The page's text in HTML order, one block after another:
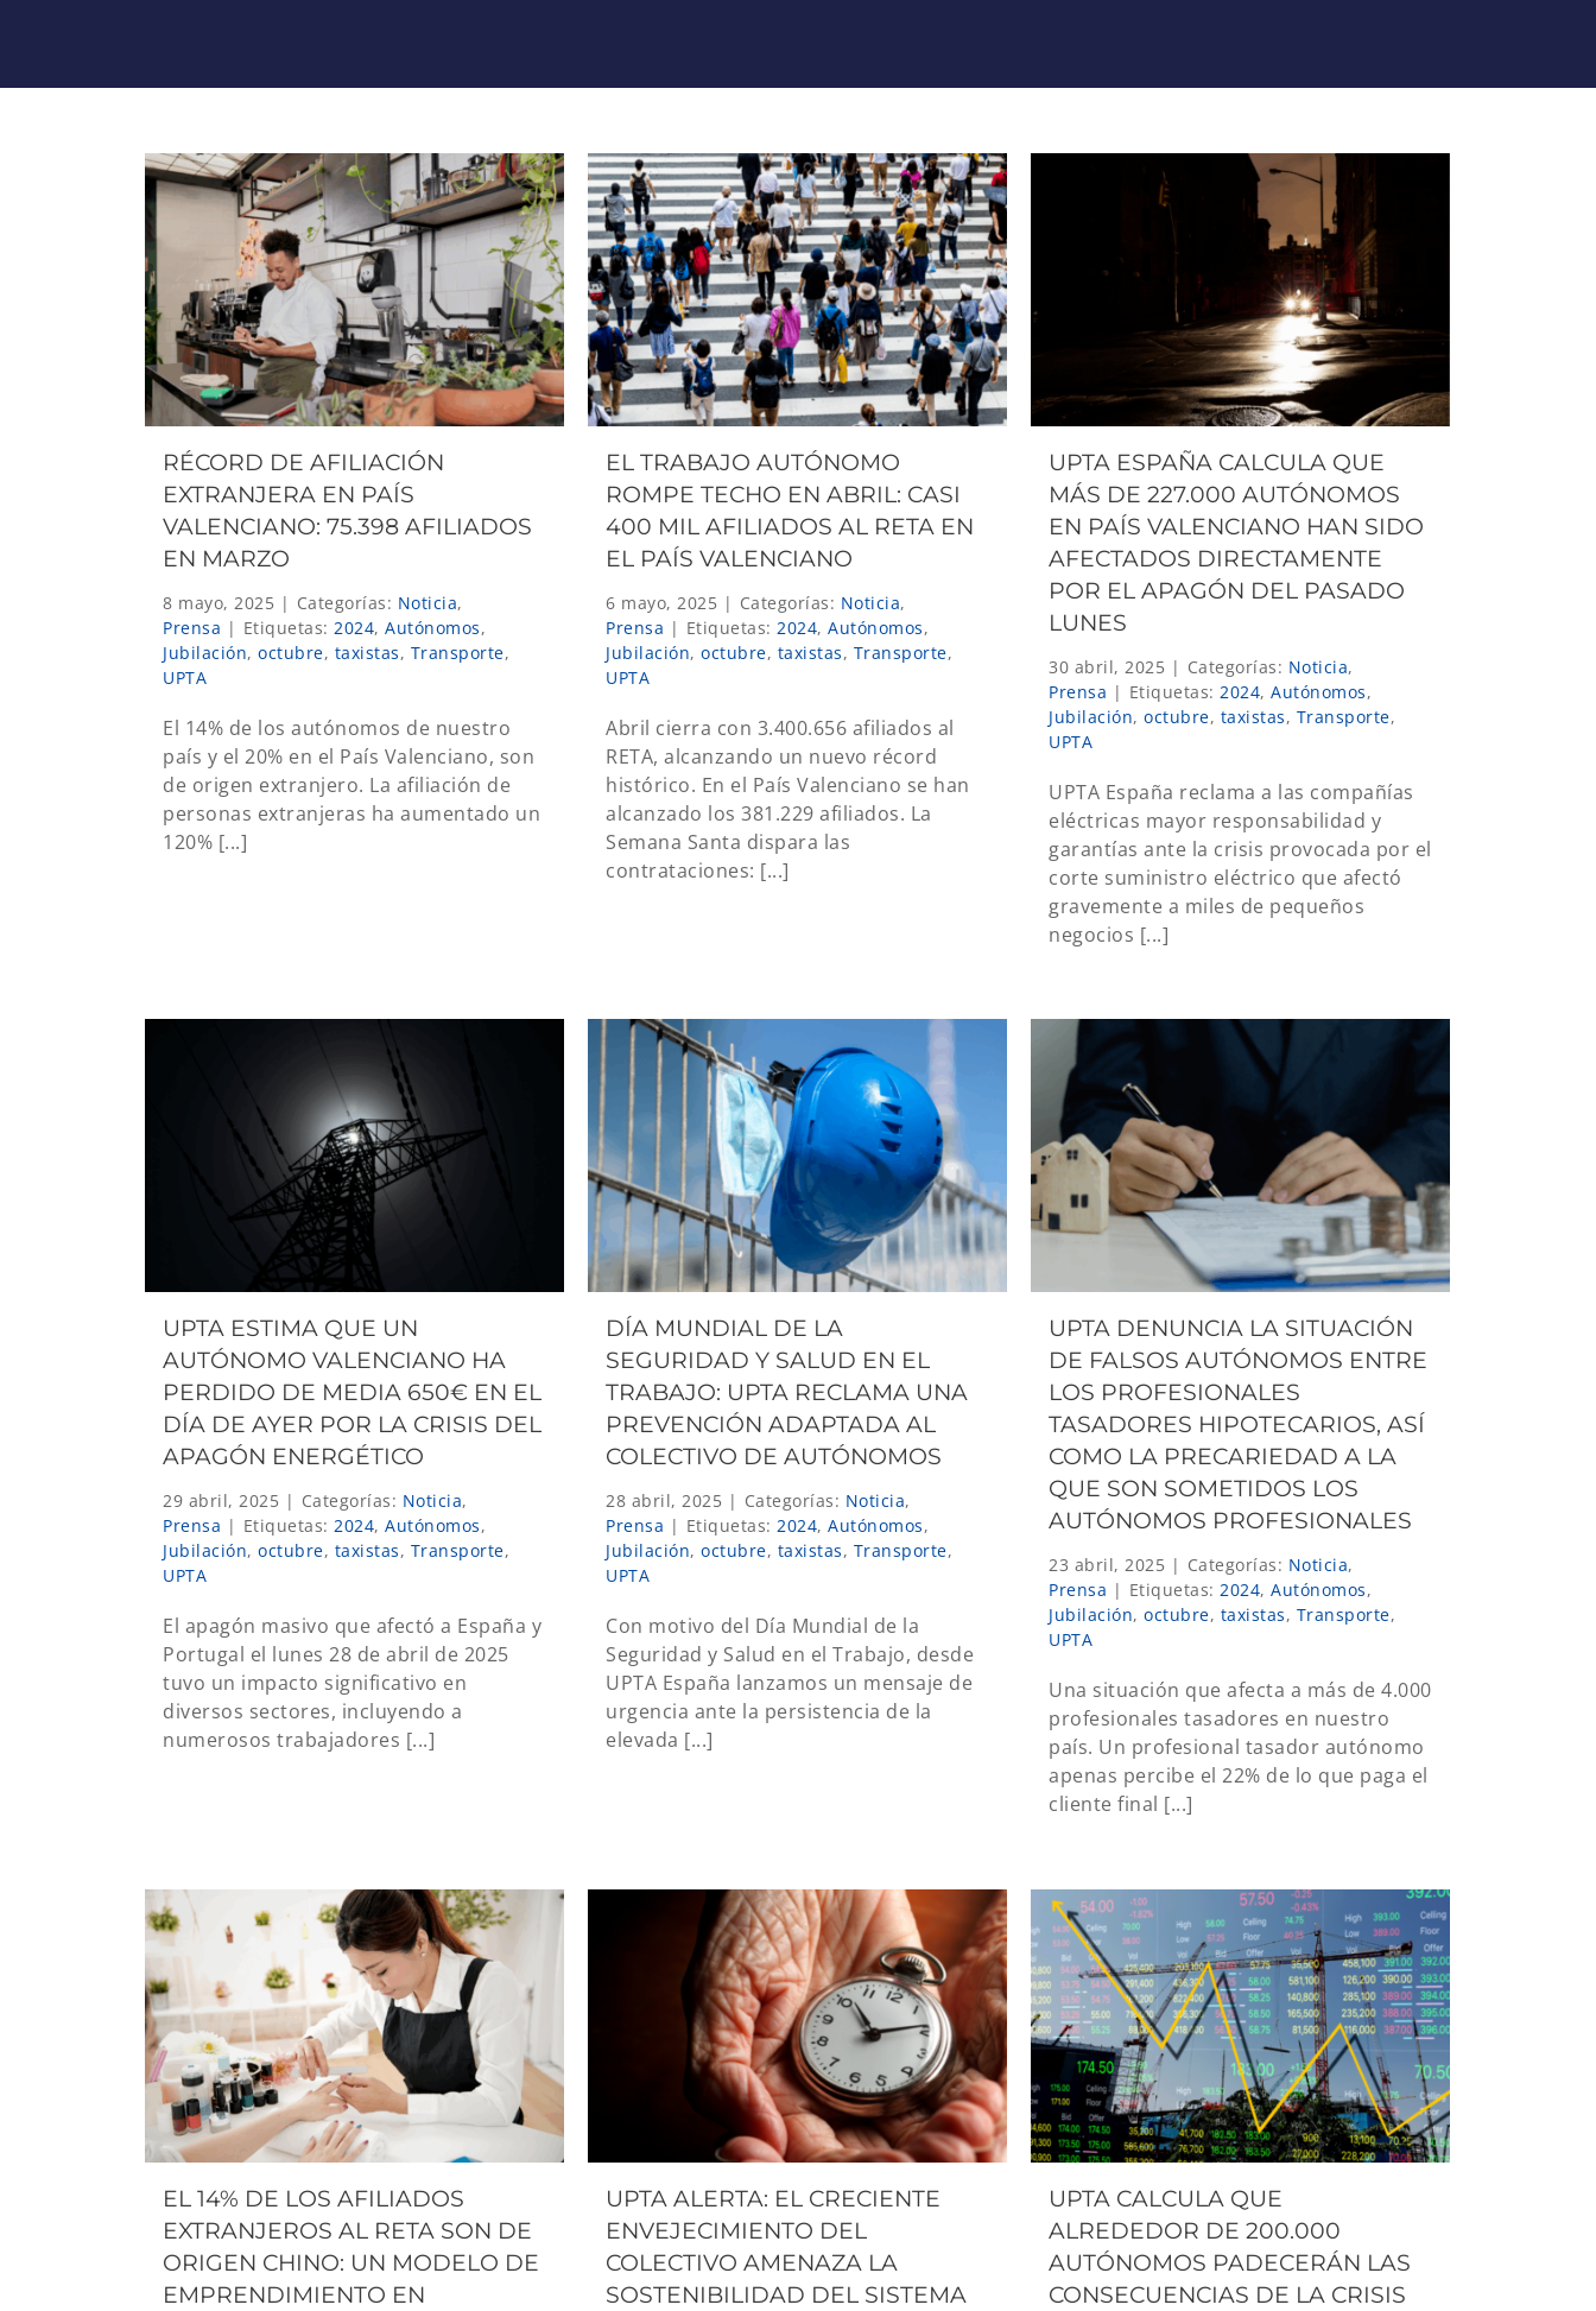
RÉCORD DE AFILIACIÓN
EXTRANJERA EN PAÍS
VALENCIANO: 75.398 AFILIADOS
EN MARZO
8 mayo, 2025 | Categorías: Noticia,
Prensa | Etiquetas: 2024, Autónomos,
Jubilación, octubre, taxistas, Transporte,
UPTA
El 14% de los autónomos de nuestro
país y el 20% en el País Valenciano, son
de origen extranjero. La afiliación de
personas extranjeras ha aumentado un
120% [...]
EL TRABAJO AUTÓNOMO
ROMPE TECHO EN ABRIL: CASI
400 MIL AFILIADOS AL RETA EN
EL PAÍS VALENCIANO
6 mayo, 2025 | Categorías: Noticia,
Prensa | Etiquetas: 2024, Autónomos,
Jubilación, octubre, taxistas, Transporte,
UPTA
Abril cierra con 3.400.656 afiliados al
RETA, alcanzando un nuevo récord
histórico. En el País Valenciano se han
alcanzado los 381.229 afiliados. La
Semana Santa dispara las
contrataciones: [...]
UPTA ESPAÑA CALCULA QUE
MÁS DE 227.000 AUTÓNOMOS
EN PAÍS VALENCIANO HAN SIDO
AFECTADOS DIRECTAMENTE
POR EL APAGÓN DEL PASADO
LUNES
30 abril, 2025 | Categorías: Noticia,
Prensa | Etiquetas: 2024, Autónomos,
Jubilación, octubre, taxistas, Transporte,
UPTA
UPTA España reclama a las compañías
eléctricas mayor responsabilidad y
garantías ante la crisis provocada por el
corte suministro eléctrico que afectó
gravemente a miles de pequeños
negocios [...]
UPTA ESTIMA QUE UN
AUTÓNOMO VALENCIANO HA
PERDIDO DE MEDIA 650€ EN EL
DÍA DE AYER POR LA CRISIS DEL
APAGÓN ENERGÉTICO
29 abril, 2025 | Categorías: Noticia,
Prensa | Etiquetas: 2024, Autónomos,
Jubilación, octubre, taxistas, Transporte,
UPTA
El apagón masivo que afectó a España y
Portugal el lunes 28 de abril de 2025
tuvo un impacto significativo en
diversos sectores, incluyendo a
numerosos trabajadores [...]
DÍA MUNDIAL DE LA
SEGURIDAD Y SALUD EN EL
TRABAJO: UPTA RECLAMA UNA
PREVENCIÓN ADAPTADA AL
COLECTIVO DE AUTÓNOMOS
28 abril, 2025 | Categorías: Noticia,
Prensa | Etiquetas: 2024, Autónomos,
Jubilación, octubre, taxistas, Transporte,
UPTA
Con motivo del Día Mundial de la
Seguridad y Salud en el Trabajo, desde
UPTA España lanzamos un mensaje de
urgencia ante la persistencia de la
elevada [...]
UPTA DENUNCIA LA SITUACIÓN
DE FALSOS AUTÓNOMOS ENTRE
LOS PROFESIONALES
TASADORES HIPOTECARIOS, ASÍ
COMO LA PRECARIEDAD A LA
QUE SON SOMETIDOS LOS
AUTÓNOMOS PROFESIONALES
23 abril, 2025 | Categorías: Noticia,
Prensa | Etiquetas: 2024, Autónomos,
Jubilación, octubre, taxistas, Transporte,
UPTA
Una situación que afecta a más de 4.000
profesionales tasadores en nuestro
país. Un profesional tasador autónomo
apenas percibe el 22% de lo que paga el
cliente final [...]
EL 14% DE LOS AFILIADOS
EXTRANJEROS AL RETA SON DE
ORIGEN CHINO: UN MODELO DE
EMPRENDIMIENTO EN
UPTA ALERTA: EL CRECIENTE
ENVEJECIMIENTO DEL
COLECTIVO AMENAZA LA
SOSTENIBILIDAD DEL SISTEMA
UPTA CALCULA QUE
ALREDEDOR DE 200.000
AUTÓNOMOS PADECERÁN LAS
CONSECUENCIAS DE LA CRISIS